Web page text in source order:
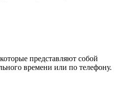
представляют собой
времени или по телефону.